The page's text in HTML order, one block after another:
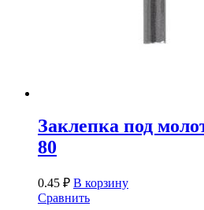
Заклепка под
80
0.45 ₽ В корзину
Сравнить